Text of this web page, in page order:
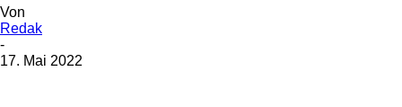
Von
Redak
-
17. Mai 2022